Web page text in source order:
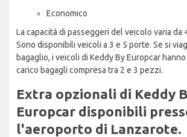
Economico
La capacità di passeggeri del veicolo varia da
Sono disponibili veicoli a 3 e 5 porte. Se si
bagaglio, i veicoli di Keddy By Europcar
carico bagagli compresa tra 2 e 3 pezzi.
Extra opzionali di Keddy
Europcar disponibili
l'aeroporto di Lanzarote.